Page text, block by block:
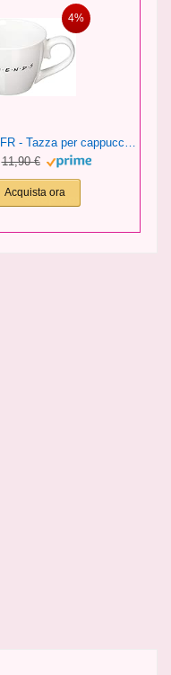
4%
Paladone PP5612FR - Tazza per cappuccino, motivo: Friends Central Perk, 296 ml, in ceramica
11,90 €
Acquista ora